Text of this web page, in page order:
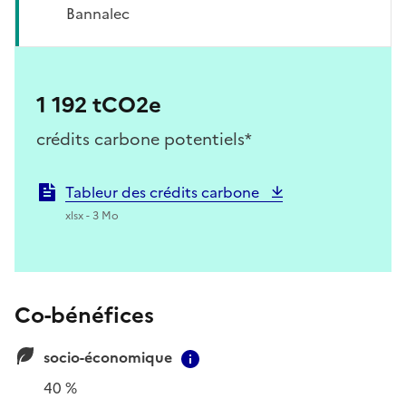
Bannalec
1 192 tCO2e
crédits carbone potentiels*
Tableur des crédits carbone
xlsx - 3 Mo
Co-bénéfices
socio-économique
40 %